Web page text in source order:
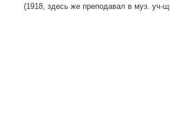
(1918, здесь же преподавал в муз. уч-